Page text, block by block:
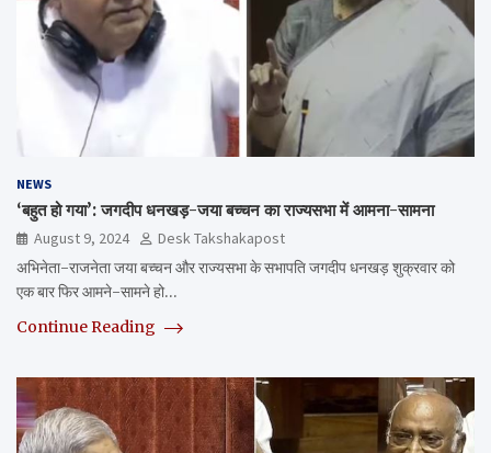
NEWS
‘बहुत हो गया’: जगदीप धनखड़-जया बच्चन का राज्यसभा में आमना-सामना
August 9, 2024
Desk Takshakapost
अभिनेता-राजनेता जया बच्चन और राज्यसभा के सभापति जगदीप धनखड़ शुक्रवार को
एक बार फिर आमने-सामने हो…
Continue Reading